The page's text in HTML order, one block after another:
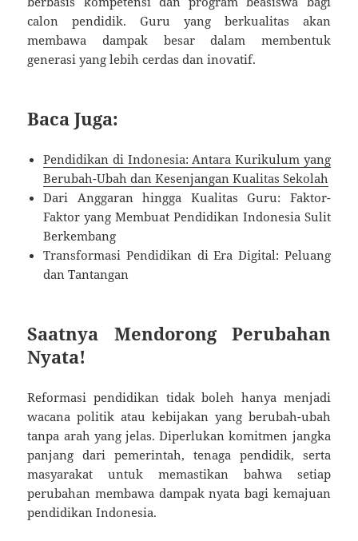
calon pendidik. Guru yang berkualitas akan
membawa dampak besar dalam membentuk
generasi yang lebih cerdas dan inovatif.
Baca Juga:
Pendidikan di Indonesia: Antara Kurikulum yang
Berubah-Ubah dan Kesenjangan Kualitas Sekolah
Dari Anggaran hingga Kualitas Guru: Faktor-
Faktor yang Membuat Pendidikan Indonesia Sulit
Berkembang
Transformasi Pendidikan di Era Digital: Peluang
dan Tantangan
Saatnya Mendorong Perubahan
Nyata!
Reformasi pendidikan tidak boleh hanya menjadi
wacana politik atau kebijakan yang berubah-ubah
tanpa arah yang jelas. Diperlukan komitmen jangka
panjang dari pemerintah, tenaga pendidik, serta
masyarakat untuk memastikan bahwa setiap
perubahan membawa dampak nyata bagi kemajuan
pendidikan Indonesia.